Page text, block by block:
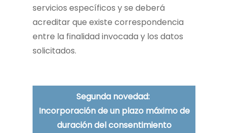
servicios específicos y se deberá
acreditar que existe correspondencia
entre la finalidad invocada y los datos
solicitados.
Segunda novedad:
Incorporación de un plazo máximo de
duración del consentimiento